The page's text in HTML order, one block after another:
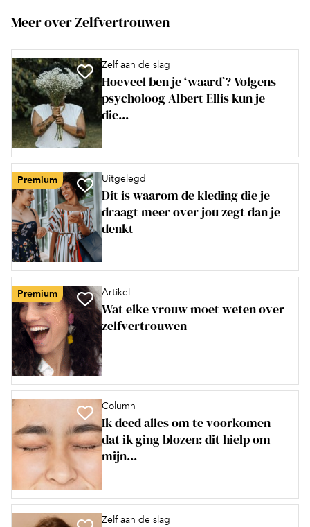
Meer over Zelfvertrouwen
Zelf aan de slag
Hoeveel ben je ‘waard’? Volgens
psycholoog Albert Ellis kun je
die...
Premium Uitgelegd
Dit is waarom de kleding die je
draagt meer over jou zegt dan je
denkt
Premium Artikel
Wat elke vrouw moet weten over
zelfvertrouwen
Column
Ik deed alles om te voorkomen
dat ik ging blozen: dit hielp om
mijn...
Zelf aan de slag